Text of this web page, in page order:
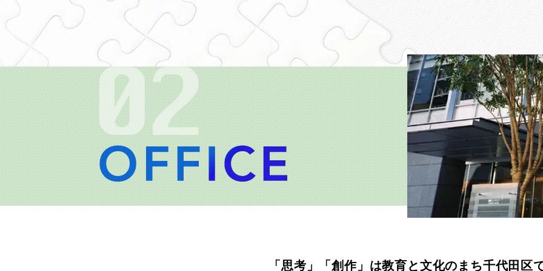
「思考」「創作」は教育と文化のまち千代田区